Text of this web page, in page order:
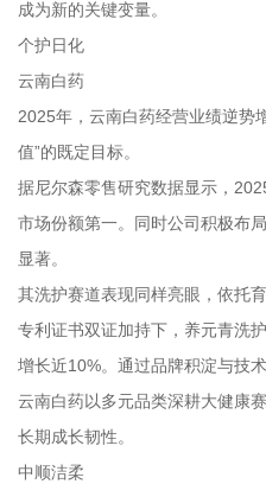
成为新的关键变量。
个护日化
云南白药
2025年，云南白药经营业绩逆势
值”的既定目标。
据尼尔森零售研究数据显示，
市场份额第一。同时公司积极布
显著。
其洗护赛道表现同样亮眼，依托
专利证书双证加持下，养元青洗
增长近10%。通过品牌积淀与技
云南白药以多元品类深耕大健康
长期成长韧性。
中顺洁柔